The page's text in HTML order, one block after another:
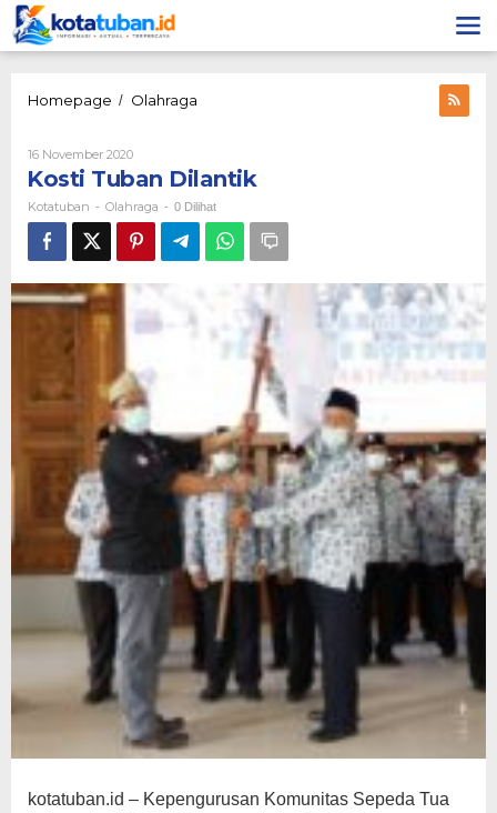
Lewati
ke
konten
Homepage / Olahraga
16 November 2020Oleh
Kotatuban
Kosti Tuban Dilantik
Kotatuban - Olahraga - 0 Dilihat
kotatuban.id – Kepengurusan Komunitas Sepeda Tua